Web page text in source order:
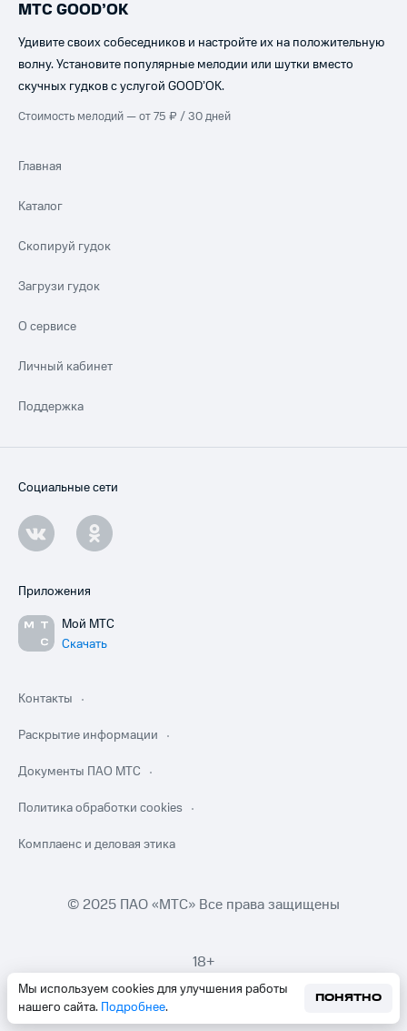
Мы используем cookies для улучшения работы
нашего сайта. Подробнее.
ПОНЯТНО
МТС GOOD’OK
Удивите своих собеседников и настройте их на положительную
волну. Установите популярные мелодии или шутки вместо
скучных гудков с услугой GOOD’OK.
Стоимость мелодий — от 75 ₽ / 30 дней
Главная
Каталог
Скопируй гудок
Загрузи гудок
О сервисе
Личный кабинет
Поддержка
Социальные сети
Приложения
Мой МТС
Скачать
Контакты
Раскрытие информации
Документы ПАО МТС
Политика обработки cookies
Комплаенс и деловая этика
© 2025 ПАО «МТС» Все права защищены
18+